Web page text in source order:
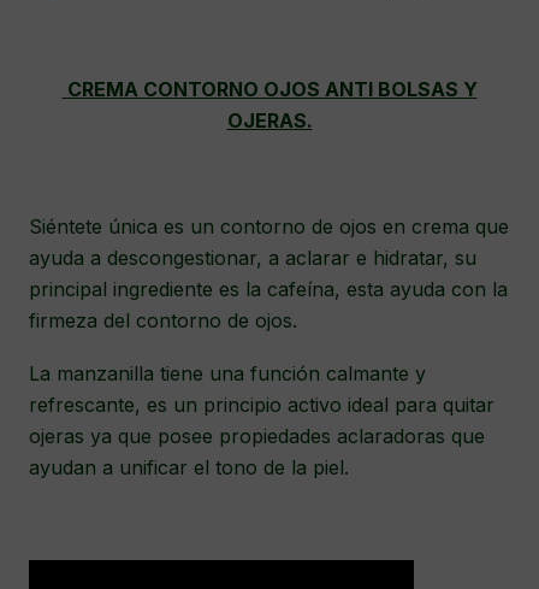
CREMA CONTORNO OJOS ANTI BOLSAS Y
OJERAS.
Siéntete única es un contorno de ojos en crema que
ayuda a descongestionar, a aclarar e hidratar, su
principal ingrediente es la cafeína, esta ayuda con la
firmeza del contorno de ojos.
La manzanilla tiene una función calmante y
refrescante, es un principio activo ideal para quitar
ojeras ya que posee propiedades aclaradoras que
ayudan a unificar el tono de la piel.